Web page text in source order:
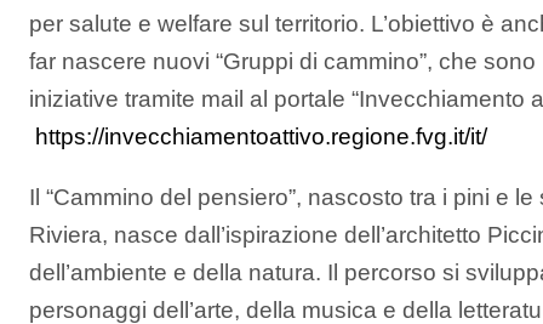
per salute e welfare sul territorio. L’obiettivo è
far nascere nuovi “Gruppi di cammino”, che
iniziative tramite mail al portale “Invecchiamento
https://invecchiamentoattivo.regione.fvg.it/it/
Il “Cammino del pensiero”, nascosto tra i pini e
Riviera, nasce dall’ispirazione dell’architetto
dell’ambiente e della natura. Il percorso si
personaggi dell’arte, della musica e della